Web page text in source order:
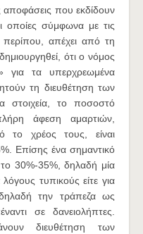
που εκδίδουν
οποίες σύμφωνα με τις
περίπου, απέχει από τη
ότι ο νόμος
για τα υπερχρεωμένα
τη διευθέτηση των
στοιχεία, το ποσοστό
άφεση αμαρτιών,
χρέος τους, είναι
Επίσης ένα σημαντικό
30%-35%, δηλαδή μία
λόγους τυπικούς είτε για
την τράπεζα ως
σε δανειολήπτες.
διευθέτηση των